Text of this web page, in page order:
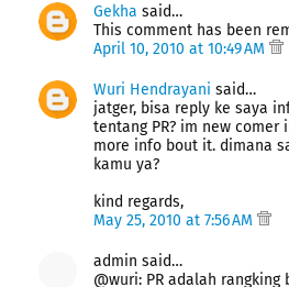
Gekha said…
This comment has been
April 10, 2010 at 10:49 AM
Wuri Hendrayani said…
jatger, bisa reply ke saya
tentang PR? im new comer
more info bout it. dimana
kamu ya?
kind regards,
May 25, 2010 at 7:56 AM
admin said…
@wuri: PR adalah